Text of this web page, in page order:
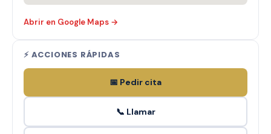
Abrir en Google Maps →
⚡ ACCIONES RÁPIDAS
📅 Pedir cita
📞 Llamar